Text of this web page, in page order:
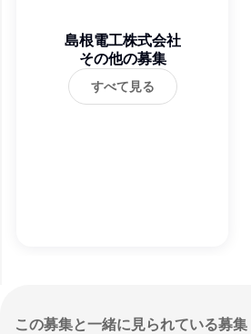
島根電工株式会社
その他の募集
すべて見る
この募集と一緒に見られている募集